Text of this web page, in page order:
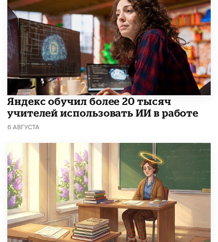
​Яндекс обучил более 20 тысяч
учителей использовать ИИ в работе
6 АВГУСТА